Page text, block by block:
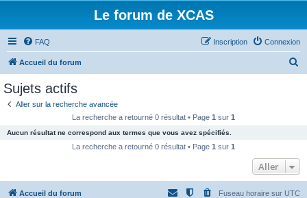
Le forum de XCAS
FAQ Connexion
Inscription
Accueil du forum
c
e
Sujets actifs
Aller sur la recherche avancée
La recherche a retourné 0 résultat • Page 1 sur 1
Aucun résultat ne correspond aux termes que vous avez spécifiés.
La recherche a retourné 0 résultat • Page 1 sur 1
Aller
Accueil du forum Fuseau horaire sur UTC